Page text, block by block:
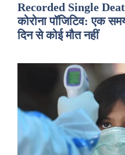
Recorded Single
कोरोना पॉजिटिव: एक
दिन से कोई मौत नहीं